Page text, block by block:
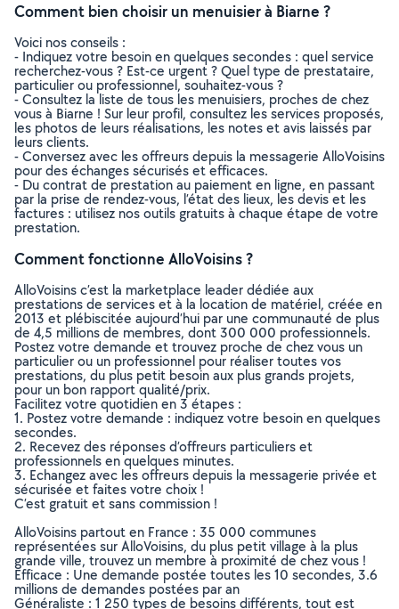
Comment bien choisir un menuisier à Biarne ?
Voici nos conseils :
- Indiquez votre besoin en quelques secondes : quel service
recherchez-vous ? Est-ce urgent ? Quel type de prestataire,
particulier ou professionnel, souhaitez-vous ?
- Consultez la liste de tous les menuisiers, proches de chez
vous à Biarne ! Sur leur profil, consultez les services proposés,
les photos de leurs réalisations, les notes et avis laissés par
leurs clients.
- Conversez avec les offreurs depuis la messagerie AlloVoisins
pour des échanges sécurisés et efficaces.
- Du contrat de prestation au paiement en ligne, en passant
par la prise de rendez-vous, l’état des lieux, les devis et les
factures : utilisez nos outils gratuits à chaque étape de votre
prestation.
Comment fonctionne AlloVoisins ?
AlloVoisins c’est la marketplace leader dédiée aux
prestations de services et à la location de matériel, créée en
2013 et plébiscitée aujourd’hui par une communauté de plus
de 4,5 millions de membres, dont 300 000 professionnels.
Postez votre demande et trouvez proche de chez vous un
particulier ou un professionnel pour réaliser toutes vos
prestations, du plus petit besoin aux plus grands projets,
pour un bon rapport qualité/prix.
Facilitez votre quotidien en 3 étapes :
1. Postez votre demande : indiquez votre besoin en quelques
secondes.
2. Recevez des réponses d’offreurs particuliers et
professionnels en quelques minutes.
3. Echangez avec les offreurs depuis la messagerie privée et
sécurisée et faites votre choix !
C’est gratuit et sans commission !
AlloVoisins partout en France : 35 000 communes
représentées sur AlloVoisins, du plus petit village à la plus
grande ville, trouvez un membre à proximité de chez vous !
Efficace : Une demande postée toutes les 10 secondes, 3.6
millions de demandes postées par an
Généraliste : 1 250 types de besoins différents, tout est